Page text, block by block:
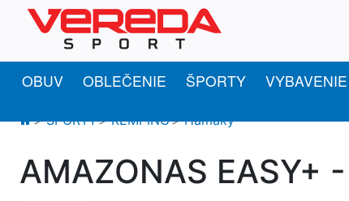
OBUV OBLEČENIE ŠPORTY VYBAVENIE
ŠPORTY KEMPING Hamaky
AMAZONAS